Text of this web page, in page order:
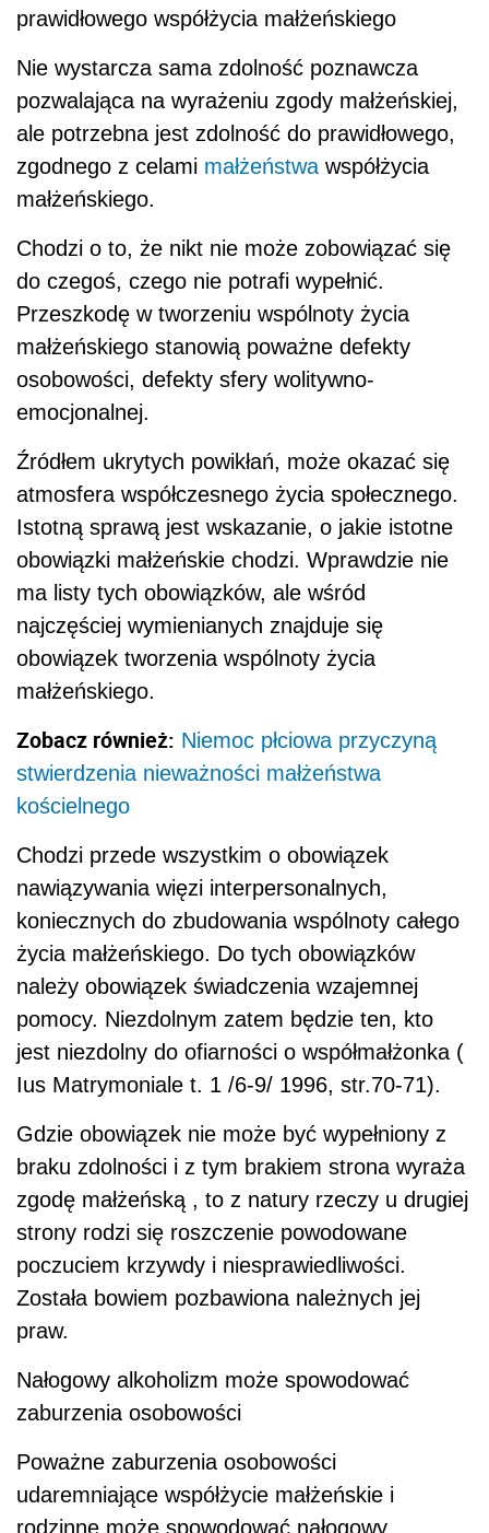
prawidłowego współżycia małżeńskiego
Nie wystarcza sama zdolność poznawcza
pozwalająca na wyrażeniu zgody małżeńskiej,
ale potrzebna jest zdolność do prawidłowego,
zgodnego z celami małżeństwa współżycia
małżeńskiego.
Chodzi o to, że nikt nie może zobowiązać się
do czegoś, czego nie potrafi wypełnić.
Przeszkodę w tworzeniu wspólnoty życia
małżeńskiego stanowią poważne defekty
osobowości, defekty sfery wolitywno-
emocjonalnej.
Źródłem ukrytych powikłań, może okazać się
atmosfera współczesnego życia społecznego.
Istotną sprawą jest wskazanie, o jakie istotne
obowiązki małżeńskie chodzi. Wprawdzie nie
ma listy tych obowiązków, ale wśród
najczęściej wymienianych znajduje się
obowiązek tworzenia wspólnoty życia
małżeńskiego.
Zobacz również: Niemoc płciowa przyczyną
stwierdzenia nieważności małżeństwa
kościelnego
Chodzi przede wszystkim o obowiązek
nawiązywania więzi interpersonalnych,
koniecznych do zbudowania wspólnoty całego
życia małżeńskiego. Do tych obowiązków
należy obowiązek świadczenia wzajemnej
pomocy. Niezdolnym zatem będzie ten, kto
jest niezdolny do ofiarności o współmałżonka (
Ius Matrymoniale t. 1 /6-9/ 1996, str.70-71).
Gdzie obowiązek nie może być wypełniony z
braku zdolności i z tym brakiem strona wyraża
zgodę małżeńską , to z natury rzeczy u drugiej
strony rodzi się roszczenie powodowane
poczuciem krzywdy i niesprawiedliwości.
Została bowiem pozbawiona należnych jej
praw.
Nałogowy alkoholizm może spowodować
zaburzenia osobowości
Poważne zaburzenia osobowości
udaremniające współżycie małżeńskie i
rodzinne może spowodować nałogowy